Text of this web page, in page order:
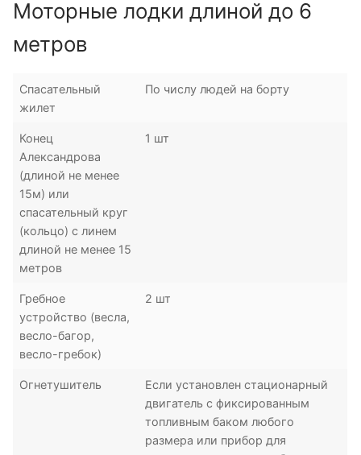
Моторные лодки длиной до 6
метров
Спасательный
жилет
По числу людей на борту
Конец
Александрова
(длиной не менее
15м) или
спасательный круг
(кольцо) с линем
длиной не менее 15
метров
1 шт
Гребное
устройство (весла,
весло-багор,
весло-гребок)
2 шт
Огнетушитель
Если установлен стационарный
двигатель с фиксированным
топливным баком любого
размера или прибор для